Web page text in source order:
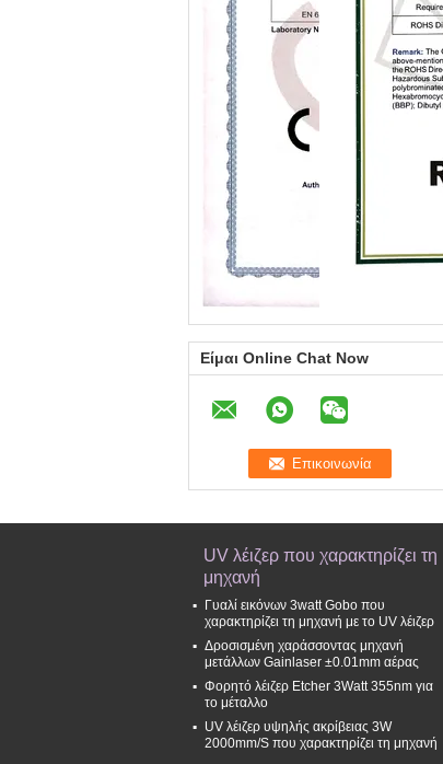
Είμαι Online Chat Now
UV λέιζερ που χαρακτηρίζει τη
μηχανή
Γυαλί εικόνων 3watt Gobo που
χαρακτηρίζει τη μηχανή με το UV λέιζερ
Δροσισμένη χαράσσοντας μηχανή
μετάλλων Gainlaser ±0.01mm αέρας
Φορητό λέιζερ Etcher 3Watt 355nm για
το μέταλλο
UV λέιζερ υψηλής ακρίβειας 3W
2000mm/S που χαρακτηρίζει τη μηχανή